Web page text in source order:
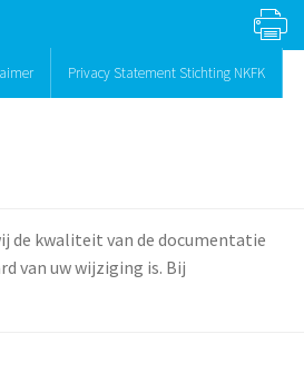
Privacy Statement Stichting NKFK
de kwaliteit van de documentatie
van uw wijziging is. Bij